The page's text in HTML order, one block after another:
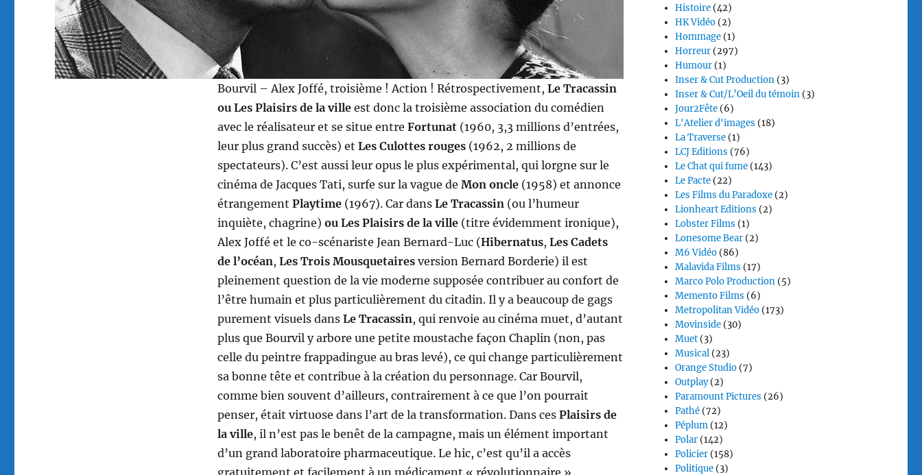
Bourvil – Alex Joffé, troisième ! Action ! Rétrospectivement, Le Tracassin
ou Les Plaisirs de la villeest donc la troisième association du comédien
avec le réalisateur et se situe entre Fortunat(1960, 3,3 millions d’entrées,
leur plus grand succès) et Les Culottes rouges(1962, 2 millions de
spectateurs). C’est aussi leur opus le plus expérimental, qui lorgne sur le
cinéma de Jacques Tati, surfe sur la vague de Mon oncle(1958) et annonce
étrangement Playtime(1967). Car dans Le Tracassin(ou l’humeur
inquiète, chagrine) ou Les Plaisirs de la ville(titre évidemment ironique),
Alex Joffé et le co-scénariste Jean Bernard-Luc (Hibernatus, Les Cadets
de l’océan, Les Trois Mousquetairesversion Bernard Borderie) il est
pleinement question de la vie moderne supposée contribuer au confort de
l’être humain et plus particulièrement du citadin. Il y a beaucoup de gags
purement visuels dans Le Tracassin, qui renvoie au cinéma muet, d’autant
plus que Bourvil y arbore une petite moustache façon Chaplin (non, pas
celle du peintre frappadingue au bras levé), ce qui change particulièrement
sa bonne tête et contribue à la création du personnage. Car Bourvil,
comme bien souvent d’ailleurs, contrairement à ce que l’on pourrait
penser, était virtuose dans l’art de la transformation. Dans ces Plaisirs de
la ville, il n’est pas le benêt de la campagne, mais un élément important
d’un grand laboratoire pharmaceutique. Le hic, c’est qu’il a accès
Histoire (42)
HK Vidéo (2)
Hommage (1)
Horreur (297)
Humour (1)
Inser & Cut Production (3)
Inser & Cut/L’Oeil du témoin (3)
Jour2Fête (6)
L'Atelier d'images (18)
La Traverse (1)
LCJ Editions (76)
Le Chat qui fume (143)
Le Pacte (22)
Les Films du Paradoxe (2)
Lionheart Editions (2)
Lobster Films (1)
Lonesome Bear (2)
M6 Vidéo (86)
Malavida Films (17)
Marco Polo Production (5)
Memento Films (6)
Metropolitan Vidéo (173)
Movinside (30)
Muet (3)
Musical (23)
Orange Studio (7)
Outplay(2)
Paramount Pictures (26)
Pathé (72)
Péplum (12)
Polar (142)
Policier (158)
Politique (3)